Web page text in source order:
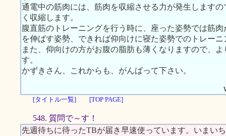
通電中の筋肉には、筋肉を収縮させる力が発生します
く収縮します。
腹直筋のトレーニングを行う時に、座った姿勢では筋
を伸ばす姿勢、できれば仰向けに寝た姿勢でのトレー
また、仰向けの方がお腹の脂肪も薄くなりますので、
す。
かずきさん、これからも、がんばって下さい。
[タイトル一覧]
[TOP PAGE]
548. 質問で～す！
先週待ちに待ったTBが届き早速使っています。いまい